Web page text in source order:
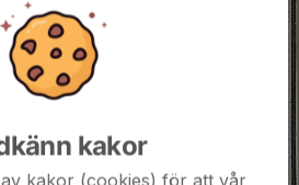
kakor
kakor (cookies) för att vår